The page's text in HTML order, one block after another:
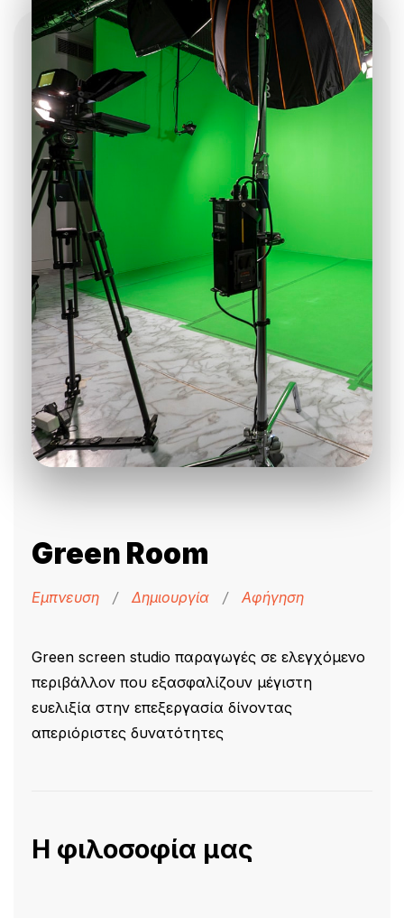
Green Room
Εμπνευση / Δημιουργία / Αφήγηση
Green screen studio παραγωγές σε ελεγχόμενο
περιβάλλον που εξασφαλίζουν μέγιστη
ευελιξία στην επεξεργασία δίνοντας
απεριόριστες δυνατότητες
Η φιλοσοφία μας